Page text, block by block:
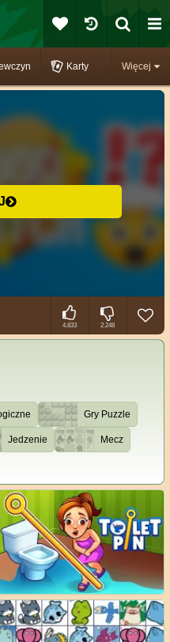
Więcej
Karty
4.833 2.248
Gry Puzzle
Jedzenie Mecz